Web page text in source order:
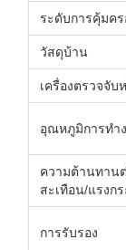
ระดับการคุ้มคร
วัสดุบ้าน
เครื่องตรวจจับ
อุณหภูมิการทํา
ความต้านทาน
สะเทือน/แรงก
การรับรอง